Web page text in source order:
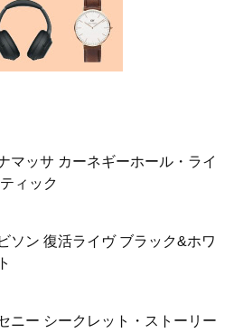
マッサ カーネギーホール・ライ
ィック
ソン 復活ライヴ ブラック&ホワ
ニー シークレット・ストーリー